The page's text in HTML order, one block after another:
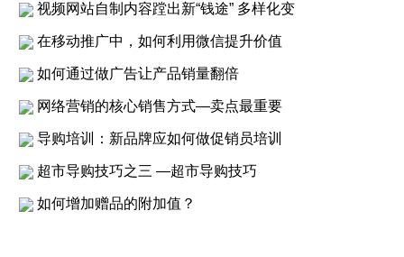
视频网站自制内容蹚出新“钱途” 多样化变
在移动推广中，如何利用微信提升价值
如何通过做广告让产品销量翻倍
网络营销的核心销售方式—卖点最重要
导购培训：新品牌应如何做促销员培训
超市导购技巧之三 —超市导购技巧
如何增加赠品的附加值？